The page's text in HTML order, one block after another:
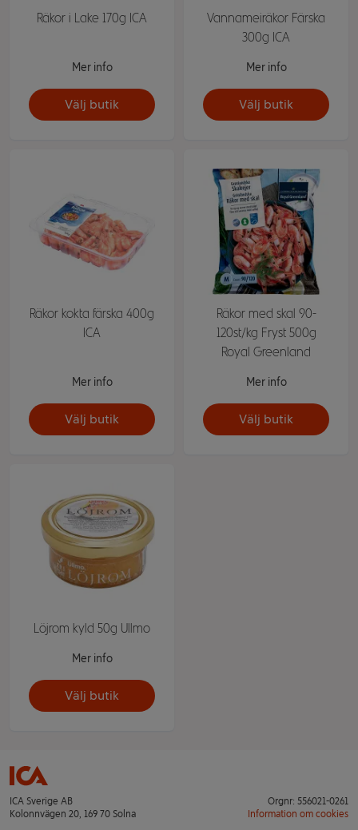
Räkor i Lake 170g ICA
Mer info
Välj butik
Vannameiräkor Färska
300g ICA
Mer info
Välj butik
Räkor kokta färska 400g
ICA
Mer info
Välj butik
Räkor med skal 90-
120st/kg Fryst 500g
Royal Greenland
Mer info
Välj butik
Löjrom kyld 50g Ullmo
Mer info
Välj butik
ICA Sverige AB
Kolonnvägen 20, 169 70 Solna
Orgnr: 556021-0261
Information om cookies